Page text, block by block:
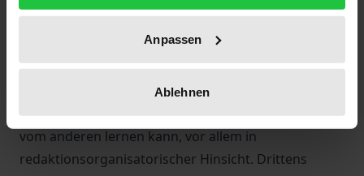
Anpassen
Ablehnen
Standesorganisationen, Nachwuchsausbildung,
Redaktionsabläufe und -zwänge) zu beschreiben
und vergleichend zu analysieren. Zweitens
darzustellen, was der Journalismus des einen Landes
vom anderen lernen kann, vor allem in
redaktionsorganisatorischer Hinsicht. Drittens